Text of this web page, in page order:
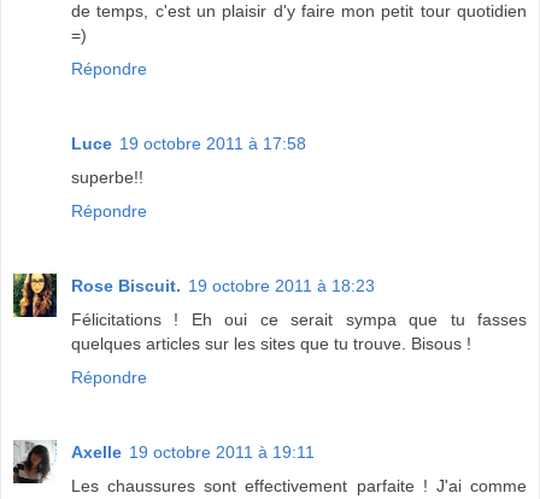
de temps, c'est un plaisir d'y faire mon petit tour quotidien
=)
Répondre
Luce 19 octobre 2011 à 17:58
superbe!!
Répondre
Rose Biscuit. 19 octobre 2011 à 18:23
Félicitations ! Eh oui ce serait sympa que tu fasses
quelques articles sur les sites que tu trouve. Bisous !
Répondre
Axelle 19 octobre 2011 à 19:11
Les chaussures sont effectivement parfaite ! J'ai comme